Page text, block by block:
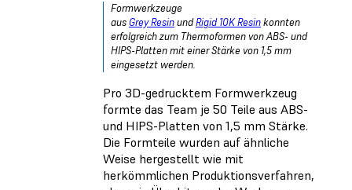
Formwerkzeuge
ausGrey ResinundRigid 10K Resinkonnten
erfolgreich zum Thermoformen von ABS- und
HIPS-Platten mit einer Stärke von 1,5 mm
eingesetzt werden.
Pro 3D-gedrucktem Formwerkzeug
formte das Team je 50 Teile aus ABS-
und HIPS-Platten von 1,5 mm Stärke.
Die Formteile wurden auf ähnliche
Weise hergestellt wie mit
herkömmlichen Produktionsverfahren,